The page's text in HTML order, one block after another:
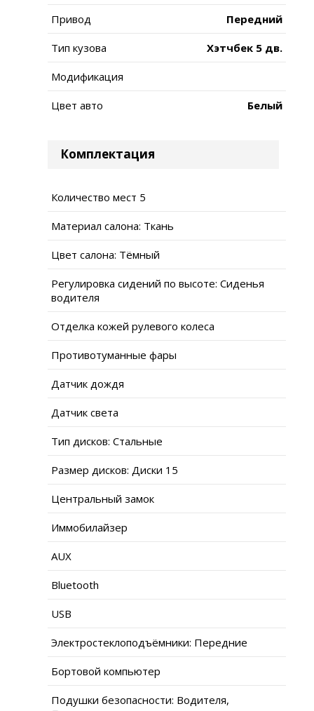
Привод Передний
Тип кузова Хэтчбек 5 дв.
Модификация
Цвет авто Белый
Комплектация
Количество мест 5
Материал салона: Ткань
Цвет салона: Тёмный
Регулировка сидений по высоте: Сиденья
водителя
Отделка кожей рулевого колеса
Противотуманные фары
Датчик дождя
Датчик света
Тип дисков: Стальные
Размер дисков: Диски 15
Центральный замок
Иммобилайзер
AUX
Bluetooth
USB
Электростеклоподъёмники: Передние
Бортовой компьютер
Подушки безопасности: Водителя,